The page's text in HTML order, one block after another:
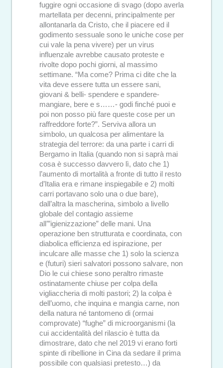
fuggire ogni occasione di svago (dopo averla
martellata per decenni, principalmente per
allontanarla da Cristo, che il piacere ed il
godimento sessuale sono le uniche cose per
cui vale la pena vivere) per un virus
influenzale avrebbe causato proteste e
rivolte dopo pochi giorni, al massimo
settimane. “Ma come? Prima ci dite che la
vita deve essere tutta un essere sani,
giovani & belli- spendere e spandere-
mangiare, bere e s……- godi finché puoi e
poi non posso più fare queste cose per un
raffreddore forte?”. Serviva allora un
simbolo, un qualcosa per alimentare la
strategia del terrore: da una parte i carri di
Bergamo in Italia (quando non si saprà mai
cosa è successo davvero lì, dato che 1)
l’aumento di mortalità a fronte di tutto il resto
d’Italia era e rimane inspiegabile e 2) molti
carri portavano solo una o due bare),
dall’altra la mascherina, simbolo a livello
globale del contagio assieme
all’”igienizzazione” delle mani. Una
operazione ben strutturata e coordinata, con
diabolica efficienza ed ispirazione, per
inculcare alle masse che 1) solo la scienza
e (futuri) sieri salvatori possono salvare, non
Dio le cui chiese sono peraltro rimaste
ostinatamente chiuse per colpa della
vigliaccheria di molti pastori; 2) la colpa è
dell’uomo, che inquina e mangia carne, non
della natura né tantomeno di (ormai
comprovate) “fughe” di microorganismi (la
cui accidentalità del rilascio è tutta da
dimostrare, dato che nel 2019 vi erano forti
spinte di ribellione in Cina da sedare il prima
possibile con qualsiasi pretesto…) da